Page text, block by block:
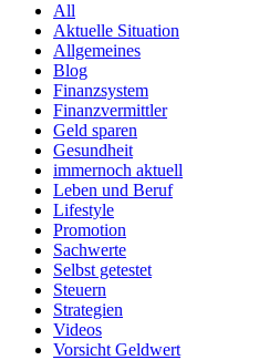
All
Aktuelle Situation
Allgemeines
Blog
Finanzsystem
Finanzvermittler
Geld sparen
Gesundheit
immernoch aktuell
Leben und Beruf
Lifestyle
Promotion
Sachwerte
Selbst getestet
Steuern
Strategien
Videos
Vorsicht Geldwert